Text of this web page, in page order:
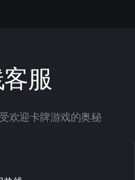
服
欢迎卡牌游戏的奥秘